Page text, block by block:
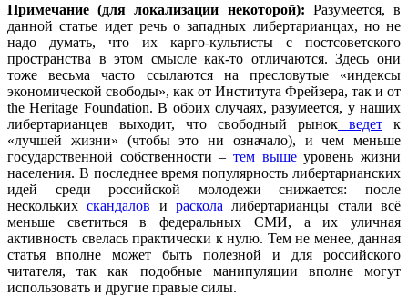
Примечание (для локализации некоторой): Разумеется, в
данной статье идет речь о западных либертарианцах, но не
надо думать, что их карго-культисты с постсоветского
пространства в этом смысле как-то отличаются. Здесь они
тоже весьма часто ссылаются на пресловутые «индексы
экономической свободы», как от Института Фрейзера, так и от
the Heritage Foundation. В обоих случаях, разумеется, у наших
либертарианцев выходит, что свободный рынок ведет к
«лучшей жизни» (чтобы это ни означало), и чем меньше
государственной собственности – тем вышеуровень жизни
населения. В последнее время популярность либертарианских
идей среди российской молодежи снижается: после
несколькихскандалов ираскола либертарианцы стали всё
меньше светиться в федеральных СМИ, а их уличная
активность свелась практически к нулю. Тем не менее, данная
статья вполне может быть полезной и для российского
читателя, так как подобные манипуляции вполне могут
использовать и другие правые силы.